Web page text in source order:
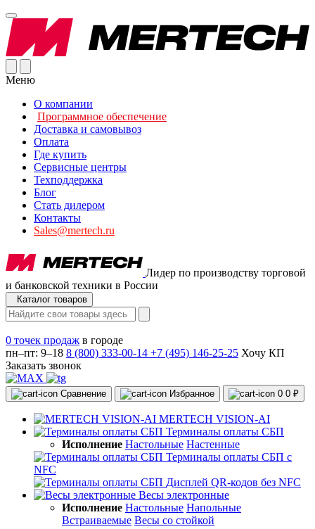
Меню
О компании
Программное обеспечение
Доставка и самовывоз
Оплата
Где купить
Сервисные центры
Техподдержка
Блог
Стать дилером
Контакты
Sales@mertech.ru
Лидер по производству торговой
и банковской техники в России
Каталог товаров
0 точек продаж в городе
пн–пт: 9–18 8 (800) 333-00-14 +7 (495) 146-25-25 Хочу КП
Заказать звонок
Сравнение Избранное 0 0 ₽
MERTECH VISION-AI
Терминалы оплаты СБП
Исполнение Настольные Настенные
Терминалы оплаты СБП с
NFC
Дисплей QR-кодов без NFC
Весы электронные
Исполнение Настольные Напольные
Встраиваемые Весы со стойкой